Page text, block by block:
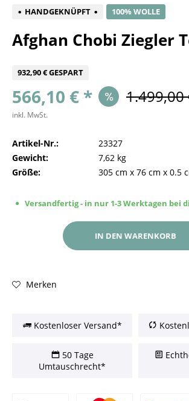
HANDGEKNÜPFT 100% WOLLE
Afghan Chobi Ziegler
932,90 € GESPART
566,10 € * 1.499,00
inkl. MwSt.
Artikel-Nr.:
23327
Gewicht:
7,62 kg
Größe:
305 cm x 76 cm x 0.5
Versandfertig - in nur 1-3 Werktagen bei
IN DEN WARENKORB
Merken
Kostenloser Versand*
50 Tage
Umtauschrecht*